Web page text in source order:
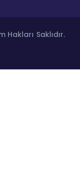
Hakları Saklıdır.